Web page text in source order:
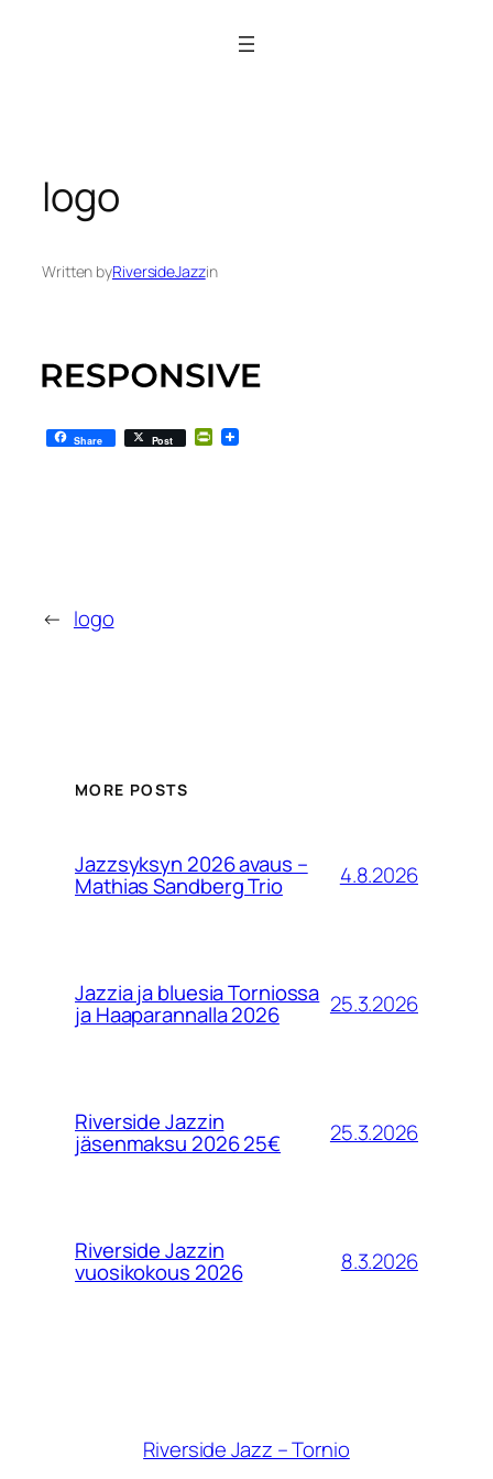
logo
Written byRiversideJazzin
Share Post PrintFriendly
← logo
MORE POSTS
Jazzsyksyn 2026 avaus –
Mathias Sandberg Trio 4.8.2026
Jazzia ja bluesia Torniossa
ja Haaparannalla 2026 25.3.2026
Riverside Jazzin
jäsenmaksu 2026 25€ 25.3.2026
Riverside Jazzin
vuosikokous 2026 8.3.2026
Riverside Jazz – Tornio